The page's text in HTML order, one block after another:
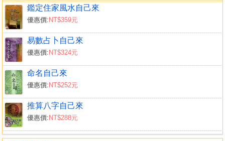
鑑定住家風水自己來
優惠價: NT$359元
易數占卜自己來
優惠價: NT$324元
命名自己來
優惠價: NT$252元
推算八字自己來
優惠價: NT$288元